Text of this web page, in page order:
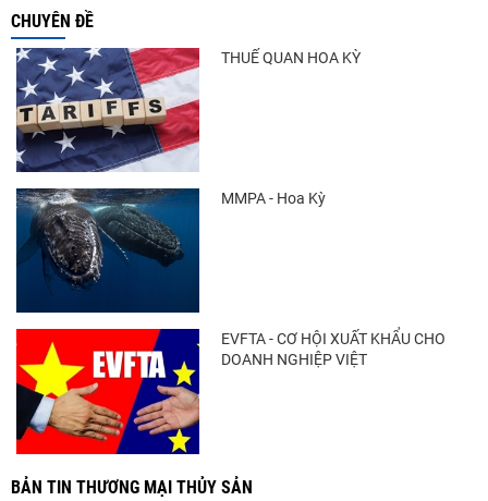
CHUYÊN ĐỀ
THUẾ QUAN HOA KỲ
MMPA - Hoa Kỳ
EVFTA - CƠ HỘI XUẤT KHẨU CHO
DOANH NGHIỆP VIỆT
BẢN TIN THƯƠNG MẠI THỦY SẢN